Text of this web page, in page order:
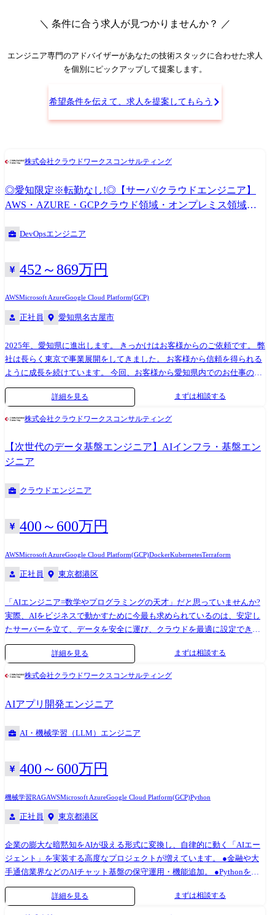
ジェクトも。 SDN(Software-Defined Networkingソフトウェアにより機能
ワーク・インフラ全般の技術は社会全般から強い要請があり、付加価値
の高いITサービスを担う、活動意欲の豊富なハイスキルエンジニアが必
な業務の中からあなたのご経験やスキル、そして志向にあったものをお
任せします。 成長できる環境をご準備しております。 【プロジェクト
例】 ●テレビ局のネットワーク網構築プロジェクト 全国の拠点に広がる
支援、検証環境構築案件(AWS、Raspberry Pi) ●ネットワーク構築・生産
＼ 条件に合う求人が見つかりませんか？ ／
エンジニア専門のアドバイザーがあなたの技術スタックに合わせた求人
を個別にピックアップして提案します。
希望条件を伝えて、求人を提案してもらう
株式会社クラウドワークスコンサルティング
◎愛知限定※転勤なし!◎【サーバ/クラウドエンジニア】
AWS・AZURE・GCPクラウド領域・オンプレミス領域・
DevOpsエンジニア
452～869万円
AWSMicrosoft AzureGoogle Cloud Platform(GCP)
正社員 愛知県名古屋市
2025年、愛知県に進出します。 きっかけはお客様からのご依頼です。 弊
社は長らく東京で事業展開をしてきました。 お客様から信頼を得られる
ように成長を続けています。 今回、お客様から愛知県内でのお仕事のご
依頼を多数いただき、 あなたに活躍していただける環境も準備出来まし
は、ぜひ足りない部分を成長の過程と捉えて 一緒に組織作りをして、愛
知エリアでの成長を盛り上げて欲しいです! ぜひ立ち上げメンバーとして
一緒成長しましょう! 【「今のスキル」のその先へ。案件数という「選択
や、社会に不可欠な大規模インフラ。 日本最大級のプラットフォームを
環境にあなたを縛り付けることはありません。 「そろそろ設計・構築に
腰を据えて挑戦したい」 「AWSやAzureなど、クラウドの実践スキルを
してプロジェクトを決定。 豊富な案件の選択肢があるからこそ、無理な
ます。 愛知県(近隣県含む)在住想定の働き方事例: 東京の顧客PJにフルリ
モートでアサイン 愛知の顧客PJにフルリモート/ハイブリット/出社でア
サイン CWCのパートナー企業: 【AWS】人材サービス型 AWS パートナ
ー 【Azure】インフラストラクチャ (Azure) ソリューション パートナー
【GoogleCloud】Google Cloud Platform Service パートナー ≪プロジェク
IaC標準化を牽引するインフラリードエンジニア案件 【上流】 大手メー
案件 【AWS/Terraform】 システムのアーキテクチャ設計からIaC実装、非
ケージ向け、Terraformを駆使したAzureインフラ設計・構築支援案件
【SRE/K8s】 自社SaaS(統合管理サービス)のスクラムチームにて、
約します! ・AWS Certified Solutions Architect - Professional ・AWS
詳細を見る まずは相談する
株式会社クラウドワークスコンサルティング
【次世代のデータ基盤エンジニア】AIインフラ・基盤エン
ジニア
クラウドエンジニア
400～600万円
AWSMicrosoft AzureGoogle Cloud Platform(GCP)DockerKubernetesTerraform
正社員 東京都港区
「AIエンジニア=数学やプログラミングの天才」だと思っていませんか?
実際、AIをビジネスで動かすために今最も求められているのは、安定し
たサーバーを立て、データを安全に運び、クラウドを最適に設定できる
「インフラのプロ」です。 既存のインフラ・クラウドスキルを活かせる
業務からスタートし、徐々にAI特有の基盤構築へステップアップしてい
ただきます。 【具体的なプロジェクト例】 ●AI実行環境の構築: AWSや
(EC2/Container)やネットワーク(VPC)を構築。 ●データ連携の仕組み作り:
分析に必要なデータをS3などのストレージからAI(SageMaker等)へ安全に
届けるための設定。 ●運用監視と自動化: AIが止まらないための監視設定
や、Terraformを用いた環境構築の自動化。 ●最新ツールの導入補助: ベク
のインストールと設定。
詳細を見る まずは相談する
株式会社クラウドワークスコンサルティング
AIアプリ開発エンジニア
AI・機械学習（LLM）エンジニア
400～600万円
機械学習RAGAWSMicrosoft AzureGoogle Cloud Platform(GCP)Python
正社員 東京都港区
企業の膨大な暗黙知をAIが扱える形式に変換し、自律的に動く「AIエー
ジェント」を実装する高度なプロジェクトが増えています。 ●金融や大
手通信業界などのAIチャット基盤の保守運用・機能追加。 ●Pythonを用
いたデータパイプライン(数千万件規模のデータ処理)の開発を通じて、AI
が学習しやすいデータ構造を学びます。 ●Dify等のローコードツールを
用いた迅速なプロトタイピングや、プロンプトのチューニング、RAGの
詳細を見る まずは相談する